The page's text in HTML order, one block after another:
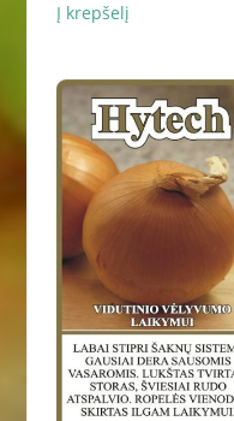
Į krepšelį